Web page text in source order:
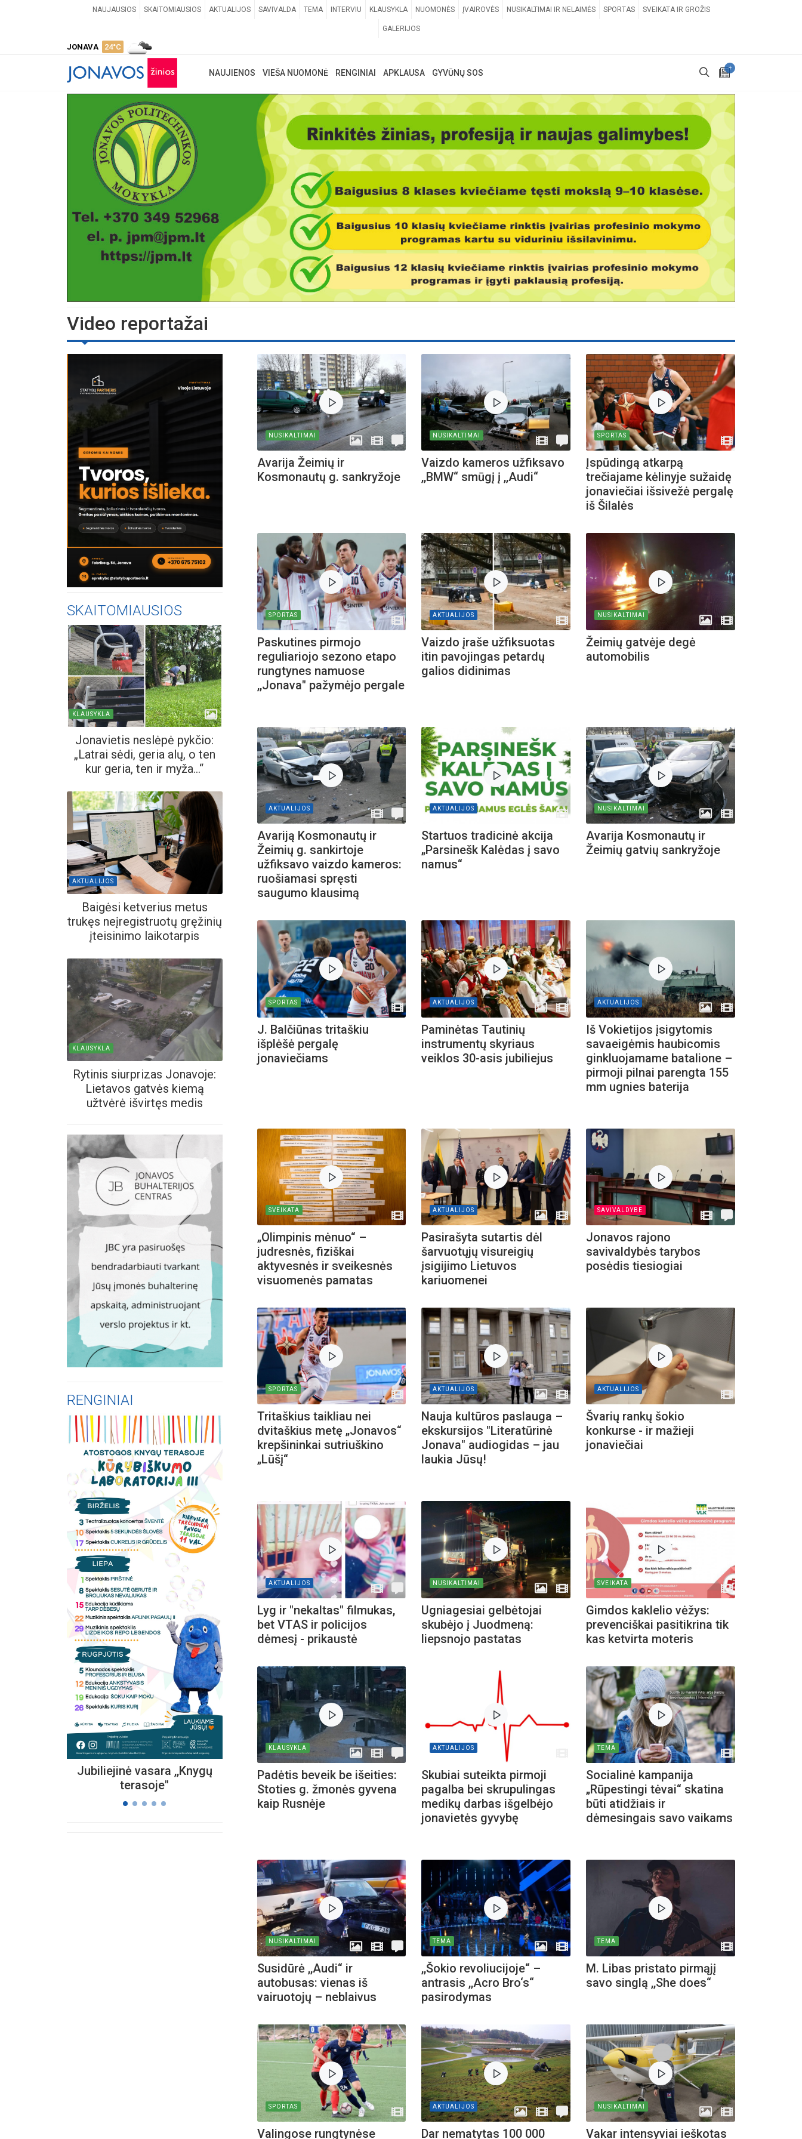
NAUJAUSIOS SKAITOMIAUSIOS AKTUALIJOS SAVIVALDA TEMA INTERVIU KLAUSYKLA NUOMONĖS ĮVAIROVĖS NUSIKALTIMAI IR NELAIMĖS SPORTAS SVEIKATA IR GROŽIS
GALERIJOS
JONAVA 24°C
+
NAUJIENOS VIEŠA NUOMONĖ RENGINIAI APKLAUSA GYVŪNŲ SOS
Video reportažai
SKAITOMIAUSIOS
KLAUSYKLA
Jonavietis neslėpė pykčio:
„Latrai sėdi, geria alų, o ten
kur geria, ten ir myža...“
AKTUALIJOS
Baigėsi ketverius metus
trukęs neįregistruotų gręžinių
įteisinimo laikotarpis
KLAUSYKLA
Rytinis siurprizas Jonavoje:
Lietavos gatvės kiemą
užtvėrė išvirtęs medis
RENGINIAI
Jubiliejinė vasara ,,Knygų
terasoje"
Kviečiame aplankyti parodą
Viešpatie“. Legendinio
spektaklio kelionė“
Biblioteka kviečia į renginius
rugpjūčio mėnesį
Registracija į eitynes
NUSIKALTIMAI
Avarija Žeimių ir
Kosmonautų g. sankryžoje
NUSIKALTIMAI
Vaizdo kameros užfiksavo
,,BMW“ smūgį į ,,Audi“
SPORTAS
Įspūdingą atkarpą
trečiajame kėlinyje sužaidę
jonaviečiai išsivežė pergalę
iš Šilalės
SPORTAS
Paskutines pirmojo
reguliariojo sezono etapo
rungtynes namuose
,,Jonava" pažymėjo pergale
AKTUALIJOS
Vaizdo įraše užfiksuotas
itin pavojingas petardų
galios didinimas
NUSIKALTIMAI
Žeimių gatvėje degė
automobilis
AKTUALIJOS
Avariją Kosmonautų ir
Žeimių g. sankirtoje
užfiksavo vaizdo kameros:
ruošiamasi spręsti
saugumo klausimą
AKTUALIJOS
Startuos tradicinė akcija
„Parsinešk Kalėdas į savo
namus“
NUSIKALTIMAI
Avarija Kosmonautų ir
Žeimių gatvių sankryžoje
SPORTAS
J. Balčiūnas tritaškiu
išplėšė pergalę
jonaviečiams
AKTUALIJOS
Paminėtas Tautinių
instrumentų skyriaus
veiklos 30-asis jubiliejus
AKTUALIJOS
Iš Vokietijos įsigytomis
savaeigėmis haubicomis
ginkluojamame batalione –
pirmoji pilnai parengta 155
mm ugnies baterija
SVEIKATA
„Olimpinis mėnuo“ –
judresnės, fiziškai
aktyvesnės ir sveikesnės
visuomenės pamatas
AKTUALIJOS
Pasirašyta sutartis dėl
šarvuotųjų visureigių
įsigijimo Lietuvos
kariuomenei
SAVIVALDYBE
Jonavos rajono
savivaldybės tarybos
posėdis tiesiogiai
SPORTAS
Tritaškius taikliau nei
dvitaškius metę „Jonavos“
krepšininkai sutriuškino
„Lūšį“
AKTUALIJOS
Nauja kultūros paslauga –
ekskursijos "Literatūrinė
Jonava" audiogidas – jau
laukia Jūsų!
AKTUALIJOS
Švarių rankų šokio
konkurse - ir mažieji
jonaviečiai
AKTUALIJOS
Lyg ir "nekaltas" filmukas,
bet VTAS ir policijos
dėmesį - prikaustė
NUSIKALTIMAI
Ugniagesiai gelbėtojai
skubėjo į Juodmeną:
liepsnojo pastatas
SVEIKATA
Gimdos kaklelio vėžys:
prevenciškai pasitikrina tik
kas ketvirta moteris
KLAUSYKLA
Padėtis beveik be išeities:
Stoties g. žmonės gyvena
kaip Rusnėje
AKTUALIJOS
Skubiai suteikta pirmoji
pagalba bei skrupulingas
medikų darbas išgelbėjo
jonavietės gyvybę
TEMA
Socialinė kampanija
„Rūpestingi tėvai“ skatina
būti atidžiais ir
dėmesingais savo vaikams
NUSIKALTIMAI
Susidūrė ,,Audi“ ir
autobusas: vienas iš
vairuotojų – neblaivus
TEMA
,,Šokio revoliucijoje“ –
antrasis ,,Acro Bro‘s“
pasirodymas
TEMA
M. Libas pristato pirmąjį
savo singlą ,,She does“
SPORTAS
Valingose rungtynėse
AKTUALIJOS
Dar nematytas 100 000
NUSIKALTIMAI
Vakar intensyviai ieškotas